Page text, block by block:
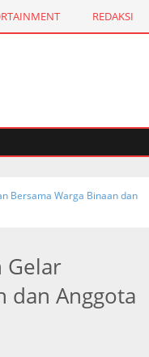
REDAKSI
Bersama Warga Binaan dan
Gelar
dan Anggota